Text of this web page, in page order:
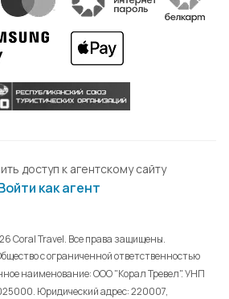
доступ к агентскому сайту
как агент
Coral Travel. Все права защищены.
с ограниченной ответственностью
наименование: ООО "Корал Тревел". УНП
Юридический адрес: 220007,